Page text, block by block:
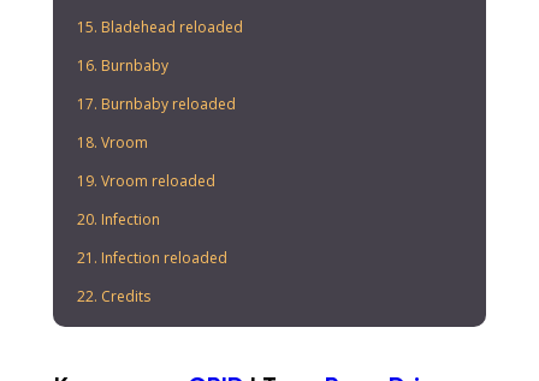
15. Bladehead reloaded
16. Burnbaby
17. Burnbaby reloaded
18. Vroom
19. Vroom reloaded
20. Infection
21. Infection reloaded
22. Credits